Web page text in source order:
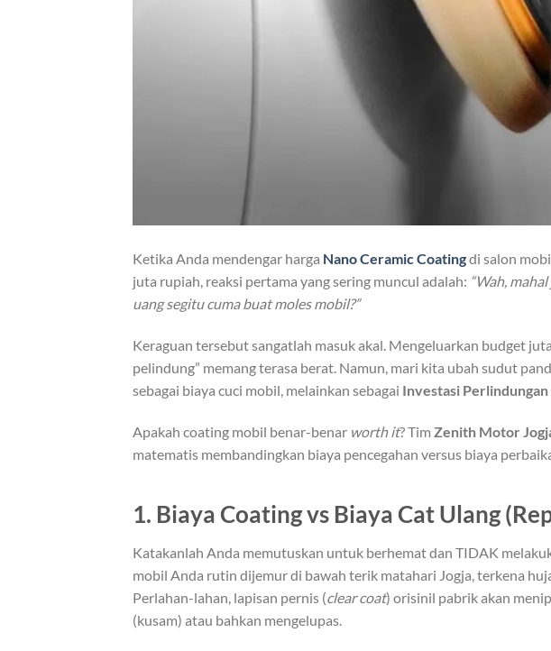
Ketika Anda mendengar harga Nano Ceramic Coatingdi salon
juta rupiah, reaksi pertama yang sering muncul adalah: “Wah,
uang segitu cuma buat moles mobil?”
Keraguan tersebut sangatlah masuk akal. Mengeluarkan budget
pelindung” memang terasa berat. Namun, mari kita ubah sudut
sebagai biaya cuci mobil, melainkan sebagai Investasi
Apakah coating mobil benar-benar worth it? Tim Zenith Motor
matematis membandingkan biaya pencegahan versus biaya
1. Biaya Coating vs Biaya Cat Ulang
Katakanlah Anda memutuskan untuk berhemat dan TIDAK
mobil Anda rutin dijemur di bawah terik matahari Jogja, terkena
Perlahan-lahan, lapisan pernis (clear coat) orisinil pabrik akan
(kusam) atau bahkan mengelupas.